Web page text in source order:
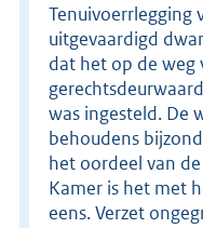
Tenuivoerrlegging
uitgevaardigd
dat het op de weg
was ingesteld. De
behoudens
het oordeel van
Kamer is het met
eens. Verzet